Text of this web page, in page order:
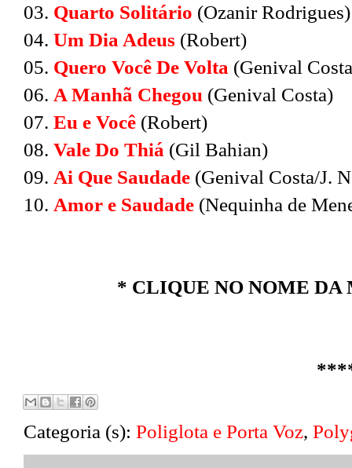
03. Quarto Solitário (Ozanir Rodrigues)
04. Um Dia Adeus (Robert)
05. Quero Você De Volta (Genival
06. A Manhã Chegou (Genival Costa)
07. Eu e Você (Robert)
08. Vale Do Thiá (Gil Bahian)
09. Ai Que Saudade (Genival Costa/J.
10. Amor e Saudade (Nequinha de
* CLIQUE NO NOME DA
Categoria (s): Poliglota e Porta Voz,